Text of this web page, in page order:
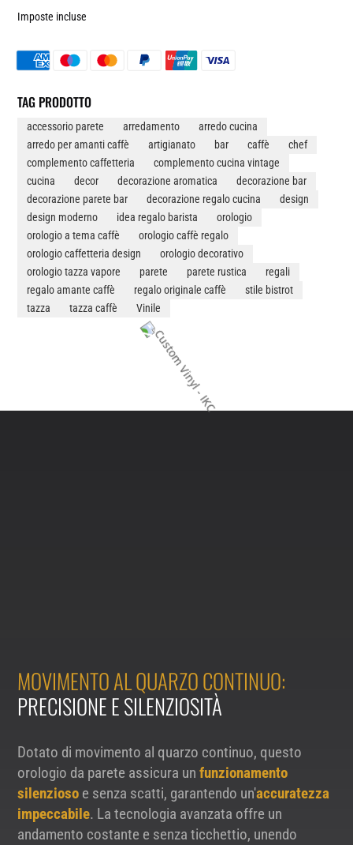
OROLOGIO
PARETE
IN
QUANTITÀ
Imposte incluse
TAG PRODOTTO
accessorio parete arredamento
arredo cucina
arredo per amanti caffè
artigianato bar caffè
chef
complemento caffetteria
complemento cucina vintage
cucina
decor decorazione aromatica
decorazione bar
decorazione parete bar
decorazione regalo cucina
design
design moderno
idea regalo barista
orologio
orologio a tema caffè
orologio caffè regalo
orologio caffetteria design
orologio decorativo
orologio tazza vapore
parete parete rustica
regali
regalo amante caffè
regalo originale caffè
stile bistrot
tazza
tazza caffè Vinile
MOVIMENTO AL QUARZO CONTINUO:
PRECISIONE E SILENZIOSITÀ
Dotato di movimento al quarzo continuo, questo
orologio da parete assicura unfunzionamento
silenzioso e senza scatti, garantendo un'accuratezza
impeccabile. La tecnologia avanzata offre un
andamento costante e senza ticchettio, unendo